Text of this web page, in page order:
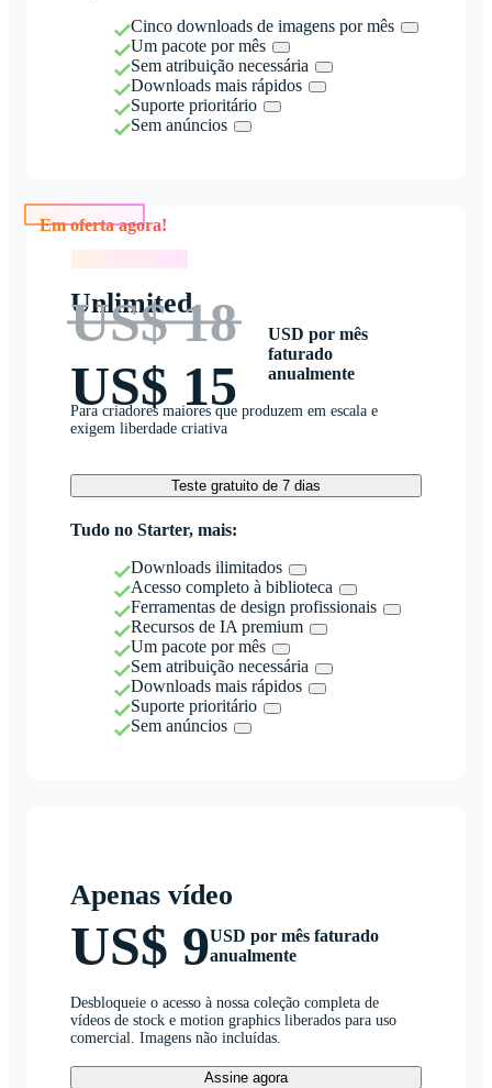
Cinco downloads de imagens por mês
Um pacote por mês
Sem atribuição necessária
Downloads mais rápidos
Suporte prioritário
Sem anúncios
Unlimited
US$ 18
US$ 15
USD por mês
faturado
anualmente
Para criadores maiores que produzem em escala e
exigem liberdade criativa
Teste gratuito de 7 dias
Tudo no Starter, mais:
Downloads ilimitados
Acesso completo à biblioteca
Ferramentas de design profissionais
Recursos de IA premium
Um pacote por mês
Sem atribuição necessária
Downloads mais rápidos
Suporte prioritário
Sem anúncios
Apenas vídeo
US$ 9USD por mês faturado
anualmente
Desbloqueie o acesso à nossa coleção completa de
vídeos de stock e motion graphics liberados para uso
comercial. Imagens não incluídas.
Assine agora